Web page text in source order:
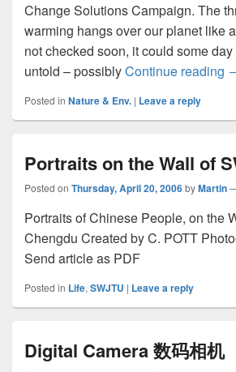
Change Solutions Campaign. The
warming hangs over our planet like
not checked soon, it could some
untold – possiblyContinue reading
Posted in Nature & Env. | Leave a reply
Portraits on the Wall of
Posted on Thursday, April 20, 2006byMartin
Portraits of Chinese People, on the
Chengdu Created by C. POTT
Send article as PDF
Posted in Life, SWJTU | Leave a reply
Digital Camera 数码相机